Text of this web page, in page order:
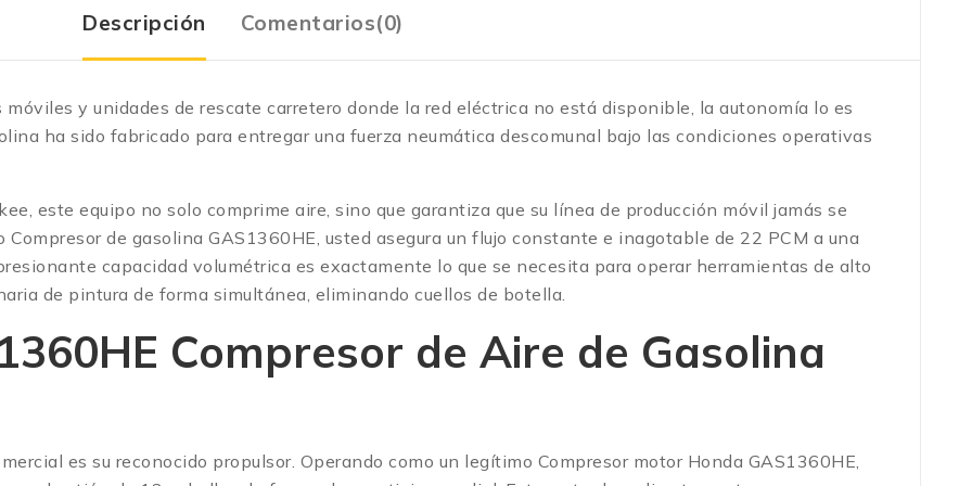
Descripción Comentarios(0)
y unidades de rescate carretero donde la red eléctrica no está disponible, la autonomía lo es
ha sido fabricado para entregar una fuerza neumática descomunal bajo las condiciones operativas
este equipo no solo comprime aire, sino que garantiza que su línea de producción móvil jamás se
de gasolina GAS1360HE, usted asegura un flujo constante e inagotable de 22 PCM a una
capacidad volumétrica es exactamente lo que se necesita para operar herramientas de alto
de pintura de forma simultánea, eliminando cuellos de botella.
Compresor de Aire de Gasolina
es su reconocido propulsor. Operando como un legítimo Compresor motor Honda GAS1360HE,